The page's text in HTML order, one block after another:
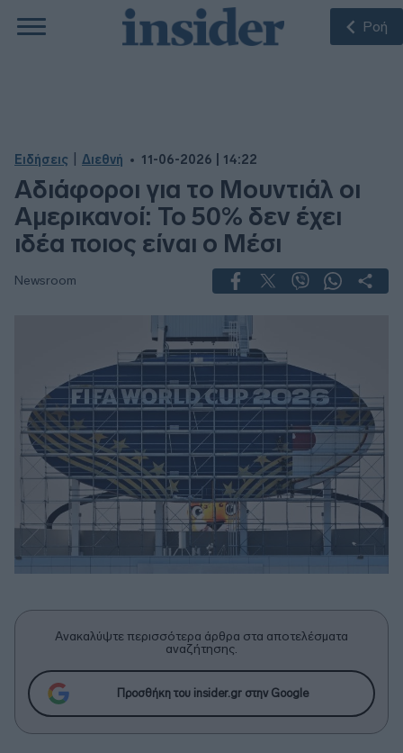
Ροή
Ειδήσεις Διεθνή 11-06-2026 | 14:22
Αδιάφοροι για το Μουντιάλ οι
Αμερικανοί: Το 50% δεν έχει
ιδέα ποιος είναι ο Μέσι
Newsroom
Ανακαλύψτε περισσότερα άρθρα στα αποτελέσματα
αναζήτησης.
Προσθήκη του insider.gr στην Google